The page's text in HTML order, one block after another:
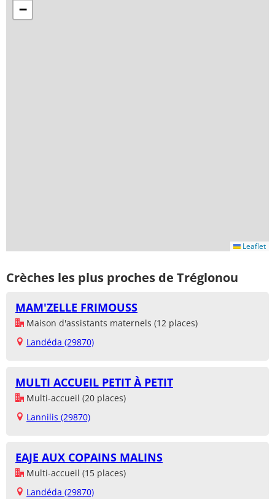
−
Leaflet
Crèches les plus proches de Tréglonou
MAM'ZELLE FRIMOUSS
Maison d'assistants maternels (12 places)
Landéda (29870)
MULTI ACCUEIL PETIT À PETIT
Multi-accueil (20 places)
Lannilis (29870)
EAJE AUX COPAINS MALINS
Multi-accueil (15 places)
Landéda (29870)